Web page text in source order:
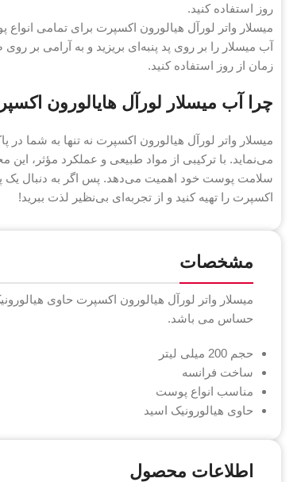
روز استفاده کنید.
میسلار واتر لورآل هیالورون اکسپرت برای تمامی
آب میسلار را بر روی پد پنبه‌ای بریزید و به آرامی بر
زمان از روز استفاده کنید.
چرا آب میسلار لورآل هایالورون
میسلار واتر لورآل هیالورون اکسپرت نه تنها به
می‌نماید. با ترکیبی از مواد طبیعی و عملکرد مؤثر،
سلامت پوست خود اهمیت می‌دهد. پس اگر به دنبال یک
اکسپرت را تهیه کنید و از تجربه‌ای بی‌نظیر لذت ببرید!
مشخصات
میسلار واتر لورآل هیالورون اکسپرت حاوی
حساس می باشد.
حجم 200 میلی لیتر
ساخت فرانسه
مناسب انواع پوست
حاوی هیالورونیک اسید
اطلاعات محصول